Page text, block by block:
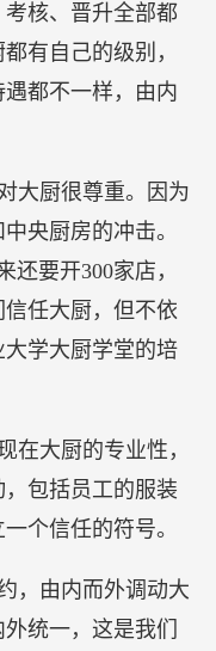
核、晋升全部都
有自己的级别，
都不一样，由内
大厨很尊重。因为
央厨房的冲击。
还要开300家店，
任大厨，但不依
学大厨学堂的培
在大厨的专业性，
包括员工的服装
个信任的符号。
，由内而外调动大
统一，这是我们